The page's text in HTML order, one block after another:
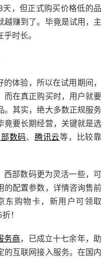
，但正式购买价格低的品
越赚到了。毕竟是试用，主
时长。
体验，所以在试用期间，
而在真正购买时，用户就要
。其实，绝大多数正规服务
竟要长期经营，关键就是选
数码、 腾讯云等，比较靠
西部数码更为灵活一些，可
的配置参数，详情咨询售前
东购物卡，新用户可领取
！
务商，已成立十七余年，助
的互联网接入服务。在国内